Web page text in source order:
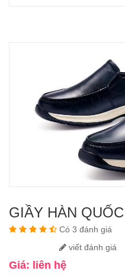
GIẦY HÀN
Có 3 đánh giá
viết đánh giá
Giá: liên hệ